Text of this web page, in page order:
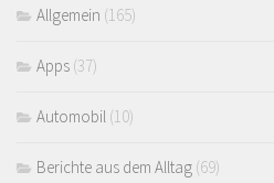
Allgemein (165)
Apps (37)
Automobil (10)
Berichte aus dem Alltag (69)